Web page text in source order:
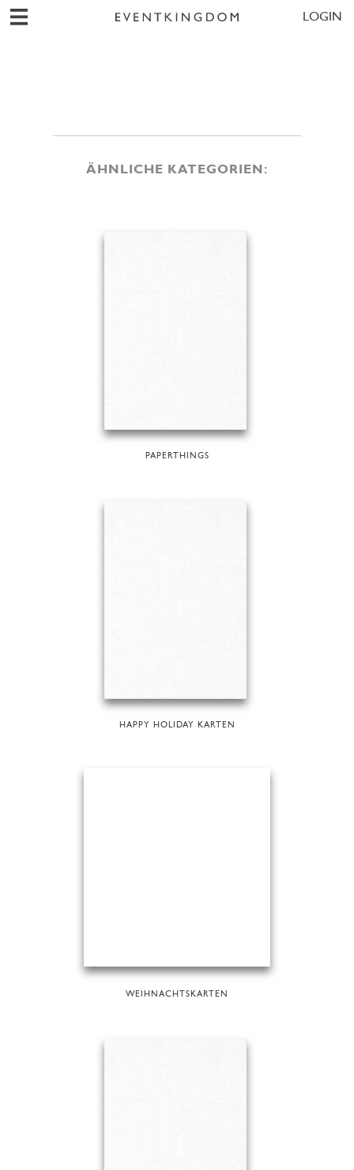
LOGIN
ÄHNLICHE KATEGORIEN:
PAPERTHINGS
HAPPY HOLIDAY KARTEN
WEIHNACHTSKARTEN